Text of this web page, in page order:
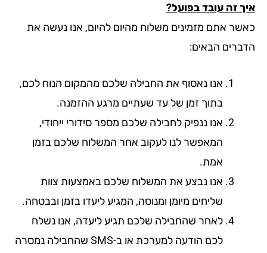
זה עובד בפועל?
אתם מזמינים משלוח מהיום להיום, אנו נעשה את
הבאים:
אנו נאסוף את החבילה שלכם מהמקום הנוח לכם,
בתוך זמן של עד שעתיים מרגע ההזמנה.
אנו ננפיק לחבילה שלכם מספר סידורי ייחודי,
המאפשר לנו לעקוב אחר המשלוח שלכם בזמן
אמת.
אנו נבצע את המשלוח שלכם באמצעות צוות
שליחים מיומן ומנוסה, המגיע ליעדו בזמן ובבטחה.
לאחר שהחבילה שלכם תגיע ליעדה, אנו נשלח
לכם הודעה למערכת או ב-SMS שהחבילה נמסרה